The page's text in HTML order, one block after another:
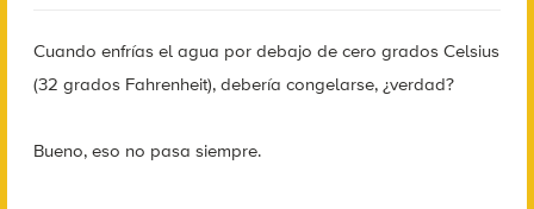
Cuando enfrías el agua por debajo de cero grados Celsius
(32 grados Fahrenheit), debería congelarse, ¿verdad?
Bueno, eso no pasa siempre.